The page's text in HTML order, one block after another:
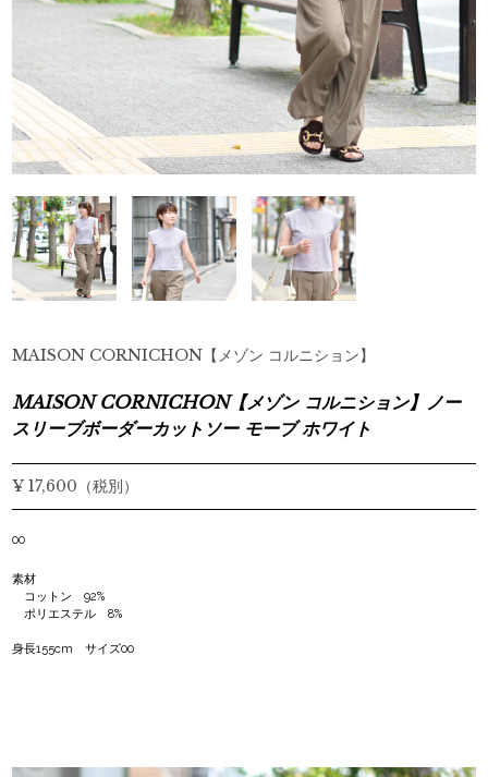
MAISON CORNICHON【メゾン コルニション】
MAISON CORNICHON【メゾン コルニション】ノー
スリーブボーダーカットソー モーブ ホワイト
¥ 17,600（税別）
00
素材
コットン 92%
ポリエステル 8%
身長155cm サイズ00